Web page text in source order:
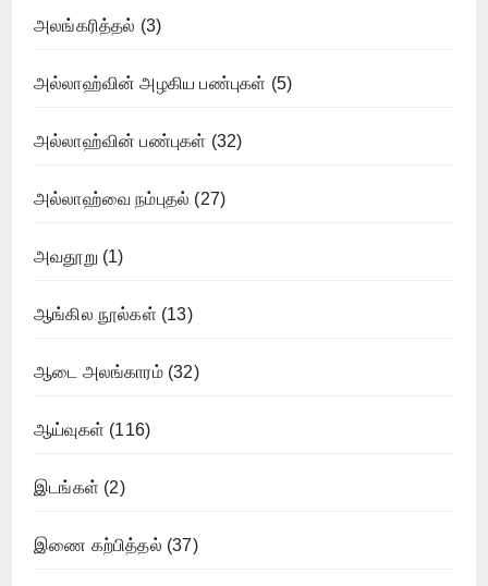
அலங்கரித்தல் (3)
அல்லாஹ்வின் அழகிய பண்புகள் (5)
அல்லாஹ்வின் பண்புகள் (32)
அல்லாஹ்வை நம்புதல் (27)
அவதூறு (1)
ஆங்கில நூல்கள் (13)
ஆடை அலங்காரம்(32)
ஆய்வுகள் (116)
இடங்கள் (2)
இணை கற்பித்தல் (37)